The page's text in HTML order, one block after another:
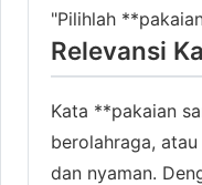
"Pilihlah
Relevansi
Kata **pakaian
berolahraga,
dan nyaman.